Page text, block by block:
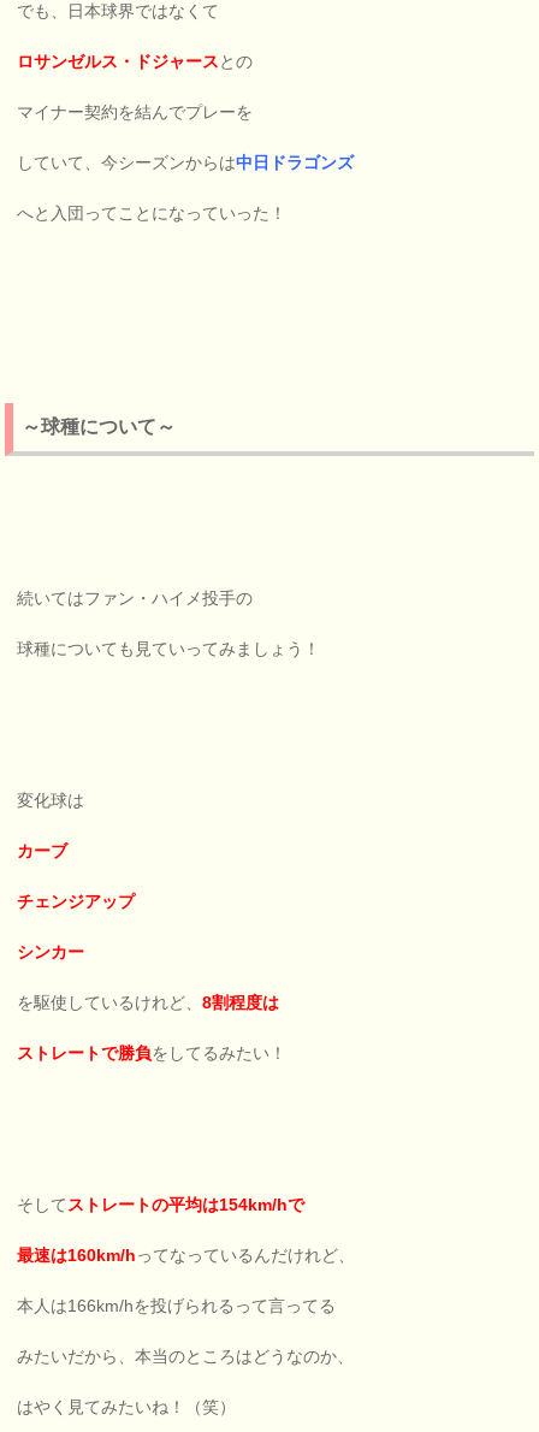
でも、日本球界ではなくて
ロサンゼルス・ドジャースとの
マイナー契約を結んでプレーを
していて、今シーズンからは中日ドラゴンズ
へと入団ってことになっていった！
～球種について～
続いてはファン・ハイメ投手の
球種についても見ていってみましょう！
変化球は
カーブ
チェンジアップ
シンカー
を駆使しているけれど、8割程度は
ストレートで勝負をしてるみたい！
そしてストレートの平均は154km/hで
最速は160km/hってなっているんだけれど、
本人は166km/hを投げられるって言ってる
みたいだから、本当のところはどうなのか、
はやく見てみたいね！（笑）